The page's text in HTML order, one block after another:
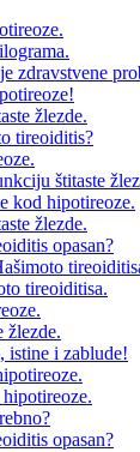
zdravstvene
žlezde.
tireoiditis?
štitaste
kod hipotireoze.
žlezde.
opasan?
tireoiditisa.
žlezde.
istine i zablude!
opasan?